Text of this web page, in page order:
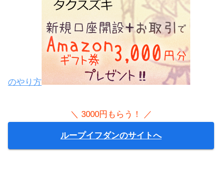
のやり方
＼ 3000円もらう！ ／
ループイフダンのサイトへ